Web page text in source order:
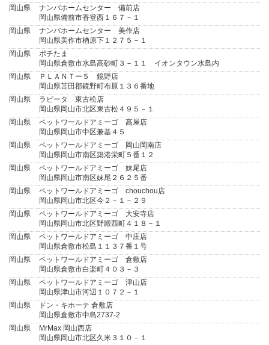
岡山県
ナンバホームセンター 備前店
岡山県備前市香登西１６７－１
岡山県
ナンバホームセンター 美作店
岡山県美作市楢原下１２７５－１
岡山県
ポチたま
岡山県倉敷市水島高砂町３－１１ イオンタウン水島内
岡山県
ＰＬＡＮＴー５ 鏡野店
岡山県苫田郡鏡野町布原１３６番地
岡山県
ラビータ 東古松店
岡山県岡山市北区東古松４９５－１
岡山県
ペットワールドアミーゴ 高屋店
岡山県岡山市中区兼基４５
岡山県
ペットワールドアミーゴ 岡山岡南店
岡山県岡山市南区築港栄町５番１２
岡山県
ペットワールドアミーゴ 妹尾店
岡山県岡山市南区妹尾２６２５番
岡山県
ペットワールドアミーゴ chouchou店
岡山県岡山市北区今２－１－２９
岡山県
ペットワールドアミーゴ 大安寺店
岡山県岡山市北区野殿西町４１８－１
岡山県
ペットワールドアミーゴ 中庄店
岡山県倉敷市松島１１３７番１号
岡山県
ペットワールドアミーゴ 倉敷店
岡山県倉敷市白楽町４０３－３
岡山県
ペットワールドアミーゴ 津山店
岡山県津山市河辺１０７２－１
岡山県
ドン・キホーテ 倉敷店
岡山県倉敷市中島2737-2
岡山県
MrMax 岡山西店
岡山県岡山市北区久米３１０－１